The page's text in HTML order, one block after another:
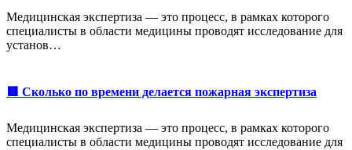
Медицинская экспертиза — это процесс, в рамках которого
специалисты в области медицины проводят исследование для
установ…
🟥 Сколько по времени делается пожарная экспертиза
Медицинская экспертиза — это процесс, в рамках которого
специалисты в области медицины проводят исследование для